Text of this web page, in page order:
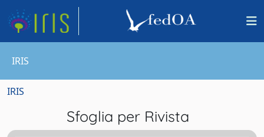
IRIS
IRIS
Sfoglia per Rivista